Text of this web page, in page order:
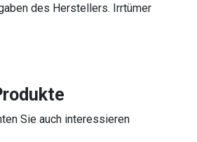
des Herstellers. Irrtümer
Sie auch interessieren